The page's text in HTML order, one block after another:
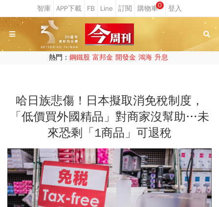
0
熱門： 鋼鐵股 富邦金 開發金 鴻海 升息
哈日族悲傷！日本擬取消免稅制度，
「低價買外國精品」對商家沒幫助…未
來恐剩「1商品」可退稅